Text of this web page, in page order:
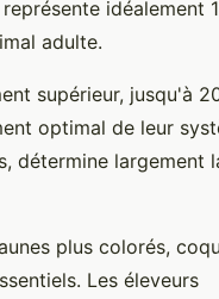
idéalement
adulte.
supérieur, jusqu'à
optimal de leur
détermine largement
plus colorés,
Les éleveurs